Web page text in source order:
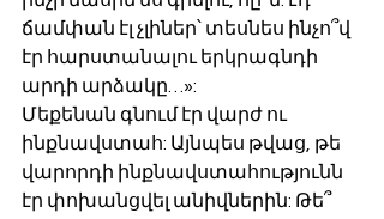
ճամփան էլ չլիներ՝ տեսնես ինչո՞վ
էր հարստանալու երկրագնդի
արդի արձակը…»:
Մեքենան գնում էր վարժ ու
ինքնավստահ: Այնպես թվաց, թե
վարորդի ինքնավստահությունն
էր փոխանցվել անիվներին: Թե՞